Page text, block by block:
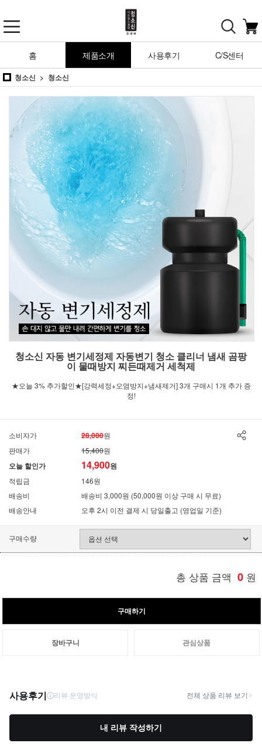
홈 제품소개 사용후기 C/S센터
청소신 청소신
청소신 자동 변기세정제 자동변기 청소 클리너 냄새 곰팡
이 물때방지 찌든때제거 세척제
★오늘 3% 추가할인★[강력세정+오염방지+냄새제거] 3개 구매시 1개 추가 증
정!
소비자가 28,000원
판매가
15,400원
오늘 할인가 14,900원
적립금
146원
배송비
배송비 3,000원 (50,000원 이상 구매 시 무료)
배송안내
오후 2시 이전 결제 시 당일출고 (영업일 기준)
구매수량
총 상품 금액 0 원
구매하기
장바구니 관심상품